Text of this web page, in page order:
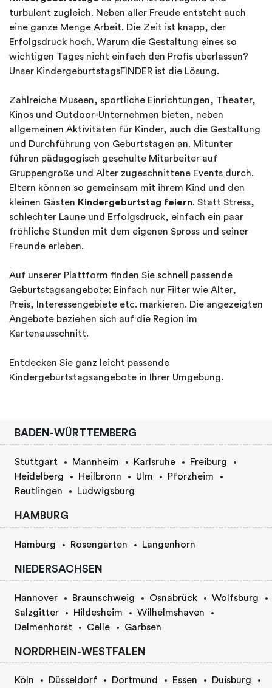
turbulent zugleich. Neben aller Freude entsteht auch
eine ganze Menge Arbeit. Die Zeit ist knapp, der
Erfolgsdruck hoch. Warum die Gestaltung eines so
wichtigen Tages nicht einfach den Profis überlassen?
Unser KindergeburtstagsFINDER ist die Lösung.
Zahlreiche Museen, sportliche Einrichtungen, Theater,
Kinos und Outdoor-Unternehmen bieten, neben
allgemeinen Aktivitäten für Kinder, auch die Gestaltung
und Durchführung von Geburtstagen an. Mitunter
führen pädagogisch geschulte Mitarbeiter auf
Gruppengröße und Alter zugeschnittene Events durch.
Eltern können so gemeinsam mit ihrem Kind und den
kleinen Gästen Kindergeburtstag feiern. Statt Stress,
schlechter Laune und Erfolgsdruck, einfach ein paar
fröhliche Stunden mit dem eigenen Spross und seiner
Freunde erleben.
Auf unserer Plattform finden Sie schnell passende
Geburtstagsangebote: Einfach nur Filter wie Alter,
Preis, Interessengebiete etc. markieren. Die angezeigten
Angebote beziehen sich auf die Region im
Kartenausschnitt.
Entdecken Sie ganz leicht passende
Kindergeburtstagsangebote in Ihrer Umgebung.
BADEN-WÜRTTEMBERG
Stuttgart Mannheim Karlsruhe
Freiburg
Heidelberg
Heilbronn Ulm
Pforzheim
Reutlingen
Ludwigsburg
HAMBURG
Hamburg Rosengarten Langenhorn
NIEDERSACHSEN
Hannover Braunschweig Osnabrück
Wolfsburg
Salzgitter
Hildesheim
Wilhelmshaven
Delmenhorst
Celle Garbsen
NORDRHEIN-WESTFALEN
Köln Düsseldorf Dortmund Essen
Duisburg